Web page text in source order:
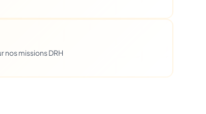
nos missions DRH